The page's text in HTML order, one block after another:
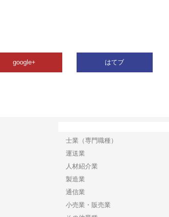
google+ はてブ
士業（専門職種）
運送業
人材紹介業
製造業
通信業
小売業・販売業